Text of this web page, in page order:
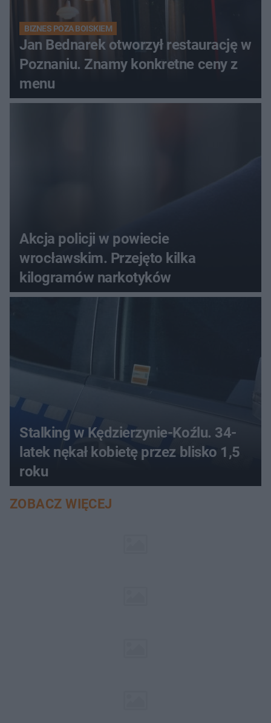
BIZNES POZA BOISKIEM
Jan Bednarek otworzył restaurację w
Poznaniu. Znamy konkretne ceny z
menu
Akcja policji w powiecie
wrocławskim. Przejęto kilka
kilogramów narkotyków
Stalking w Kędzierzynie-Koźlu. 34-
latek nękał kobietę przez blisko 1,5
roku
ZOBACZ WIĘCEJ